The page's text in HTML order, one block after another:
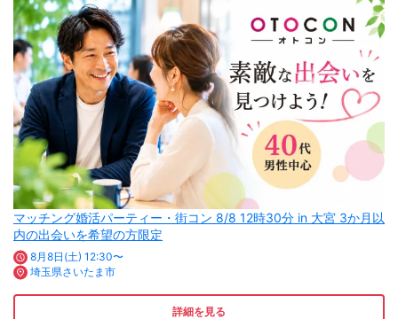
マッチング婚活パーティー・街コン 8/8 12時30分 in 大宮 3か月以
内の出会いを希望の方限定
8月8日(土) 12:30〜
埼玉県さいたま市
詳細を見る